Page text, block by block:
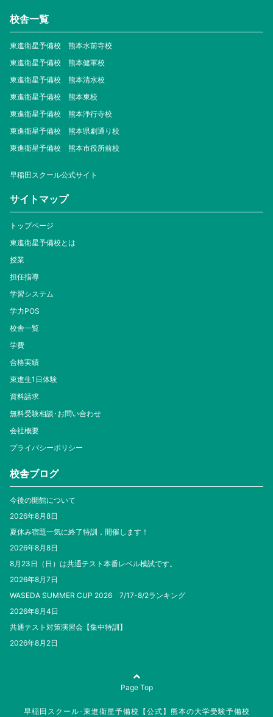
校舎一覧
東進衛星予備校 熊本水前寺校
東進衛星予備校 熊本健軍校
東進衛星予備校 熊本清水校
東進衛星予備校 熊本東校
東進衛星予備校 熊本浄行寺校
東進衛星予備校 熊本県劇通り校
東進衛星予備校 熊本市役所前校
早稲田スクール公式サイト
サイトマップ
トップページ
東進衛星予備校とは
授業
担任指導
学習システム
学力POS
校舎一覧
学費
合格実績
東進生1日体験
資料請求
無料受験相談･お問い合わせ
会社概要
プライバシーポリシー
校舎ブログ
今後の開館について
2026年8月8日
夏休み宿題一気に終了特訓，開催します！
2026年8月8日
8月23日（日）は共通テスト本番レベル模試です。
2026年8月7日
WASEDA SUMMER CUP 2026 7/17-8/2ランキング
2026年8月4日
共通テスト対策演習会【集中特訓】
2026年8月2日
Page Top
早稲田スクール･東進衛星予備校【公式】熊本の大学受験予備校